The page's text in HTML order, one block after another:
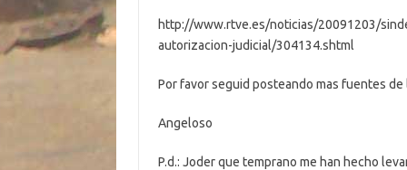
http://www.rtve.es/noticias/20091203/
autorizacion-judicial/304134.shtml
Por favor seguid posteando mas fuentes
Angeloso
P.d.: Joder que temprano me han hecho